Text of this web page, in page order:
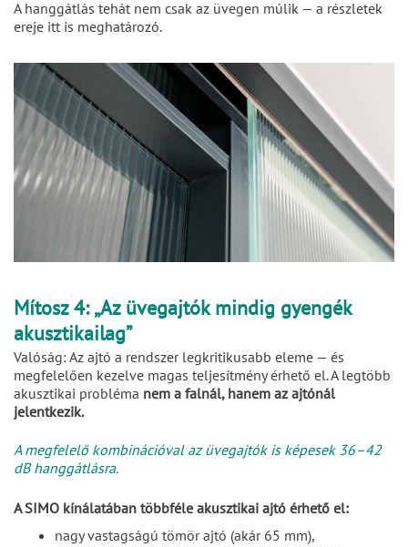
A hanggátlás tehát nem csak az üvegen múlik — a részletek
ereje itt is meghatározó.
Mítosz 4: „Az üvegajtók mindig gyengék
akusztikailag”
Valóság: Az ajtó a rendszer legkritikusabb eleme — és
megfelelően kezelve magas teljesítmény érhető el. A legtöbb
akusztikai probléma nem a falnál, hanem az ajtónál
jelentkezik.
A megfelelő kombinációval az üvegajtók is képesek 36–42
dB hanggátlásra.
A SIMO kínálatában többféle akusztikai ajtó érhető el:
nagy vastagságú tömör ajtó (akár 65 mm),